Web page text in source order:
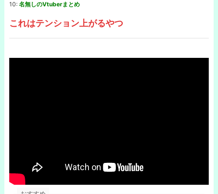
10: 名無しのVtuberまとめ
これはテンション上がるやつ